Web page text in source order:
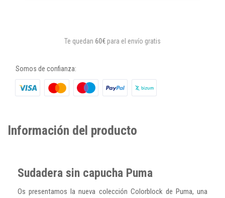
Te quedan 60€ para el envío gratis
Somos de confianza:
Información del producto
Sudadera sin capucha Puma
Os presentamos la nueva colección Colorblock de Puma, una